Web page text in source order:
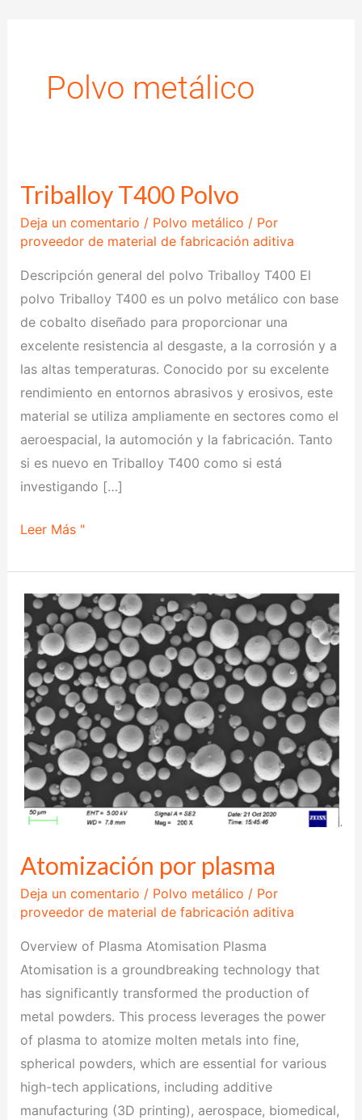
Polvo metálico
Triballoy T400 Polvo
Deja un comentario / Polvo metálico / Por
proveedor de material de fabricación aditiva
Descripción general del polvo Triballoy T400 El
polvo Triballoy T400 es un polvo metálico con base
de cobalto diseñado para proporcionar una
excelente resistencia al desgaste, a la corrosión y a
las altas temperaturas. Conocido por su excelente
rendimiento en entornos abrasivos y erosivos, este
material se utiliza ampliamente en sectores como el
aeroespacial, la automoción y la fabricación. Tanto
si es nuevo en Triballoy T400 como si está
investigando […]
Triballoy
T400
Polvo
Leer Más "
Atomización por plasma
Deja un comentario / Polvo metálico / Por
proveedor de material de fabricación aditiva
Overview of Plasma Atomisation Plasma
Atomisation is a groundbreaking technology that
has significantly transformed the production of
metal powders. This process leverages the power
of plasma to atomize molten metals into fine,
spherical powders, which are essential for various
high-tech applications, including additive
manufacturing (3D printing), aerospace, biomedical,
Atomización
por
plasma